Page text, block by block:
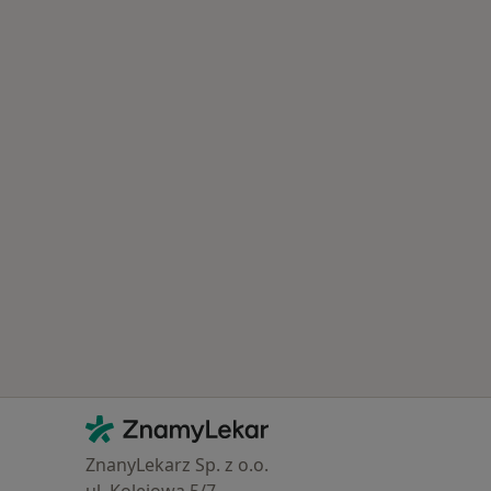
Kontakt
ZnamyLekar - Hlavní stránka
ZnanyLekarz Sp. z o.o.